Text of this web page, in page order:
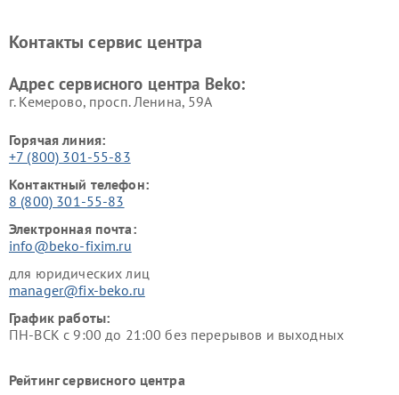
Ремонт холодильников Beko Ремонт морозильных камер
Контакты сервис центра
Адрес сервисного центра Beko:
г. Кемерово, просп. Ленина, 59А
Горячая линия:
+7 (800) 301-55-83
Контактный телефон:
8 (800) 301-55-83
Электронная почта:
info@beko-fixim.ru
для юридических лиц
manager@fix-beko.ru
График работы:
ПН-ВСК с 9:00 до 21:00 без перерывов и выходных
Рейтинг сервисного центра